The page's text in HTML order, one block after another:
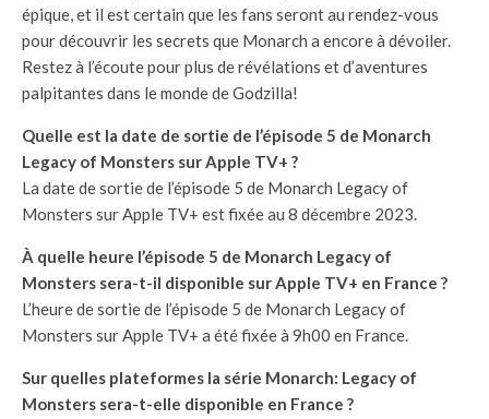
épique, et il est certain que les fans seront au rendez-vous
pour découvrir les secrets que Monarch a encore à dévoiler.
Restez à l’écoute pour plus de révélations et d’aventures
palpitantes dans le monde de Godzilla!
Quelle est la date de sortie de l’épisode 5 de Monarch
Legacy of Monsters sur Apple TV+ ?
La date de sortie de l’épisode 5 de Monarch Legacy of
Monsters sur Apple TV+ est fixée au 8 décembre 2023.
À quelle heure l’épisode 5 de Monarch Legacy of
Monsters sera-t-il disponible sur Apple TV+ en France ?
L’heure de sortie de l’épisode 5 de Monarch Legacy of
Monsters sur Apple TV+ a été fixée à 9h00 en France.
Sur quelles plateformes la série Monarch: Legacy of
Monsters sera-t-elle disponible en France ?